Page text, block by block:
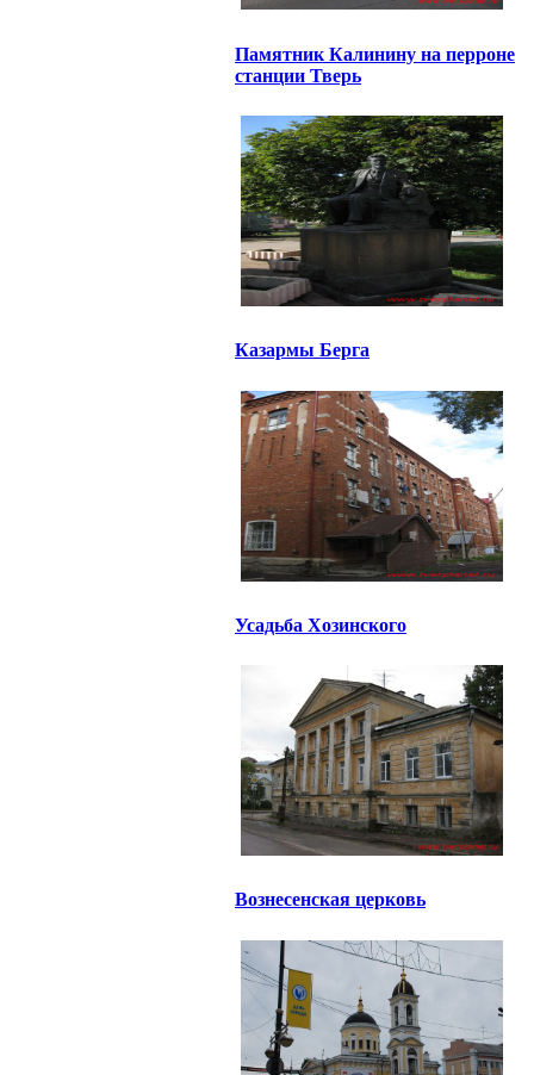
Памятник Калинину на перроне
станции Тверь
Казармы Берга
Усадьба Хозинского
Вознесенская церковь